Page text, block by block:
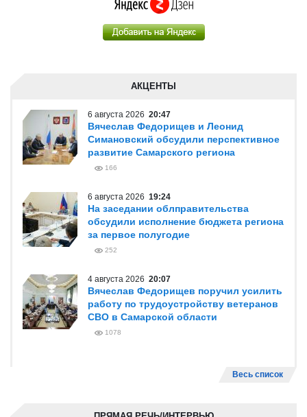
АКЦЕНТЫ
6 августа 2026 20:47
Вячеслав Федорищев и Леонид
Симановский обсудили перспективное
развитие Самарского региона
166
6 августа 2026 19:24
На заседании облправительства
обсудили исполнение бюджета региона
за первое полугодие
252
4 августа 2026 20:07
Вячеслав Федорищев поручил усилить
работу по трудоустройству ветеранов
СВО в Самарской области
1078
Весь список